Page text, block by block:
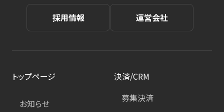
採用情報 運営会社
トップページ
お知らせ
決済/CRM
募集決済